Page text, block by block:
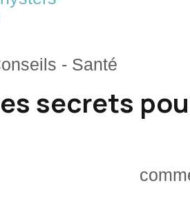
- Santé
secrets